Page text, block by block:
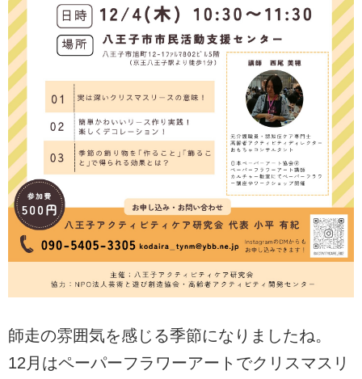
師走の雰囲気を感じる季節になりましたね。
12月はペーパーフラワーアートでクリスマスリ